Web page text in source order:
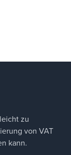
zu
von VAT
kann.